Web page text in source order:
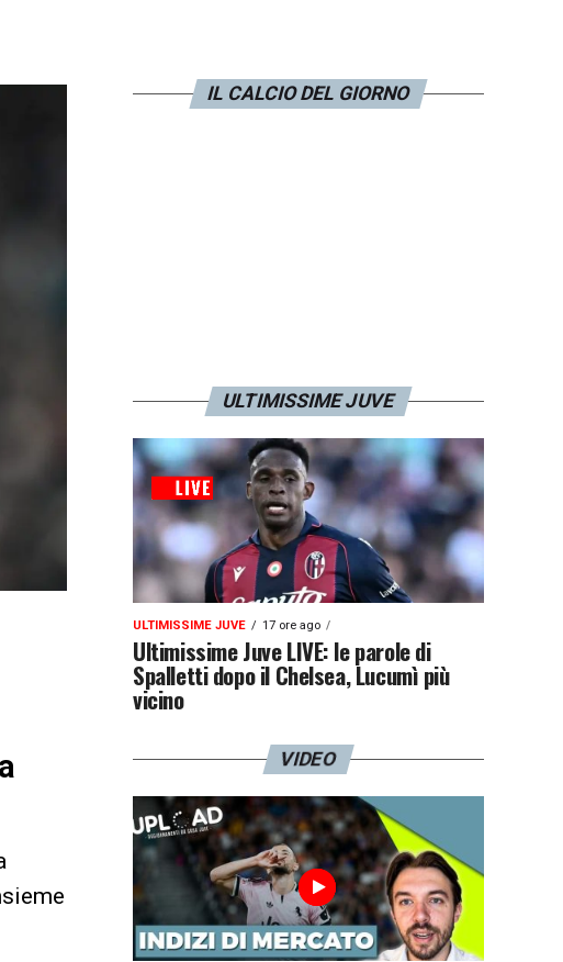
IL CALCIO DEL GIORNO
ULTIMISSIME JUVE
ULTIMISSIME JUVE 17 ore ago
Ultimissime Juve LIVE: le parole di
Spalletti dopo il Chelsea, Lucumì più
vicino
VIDEO